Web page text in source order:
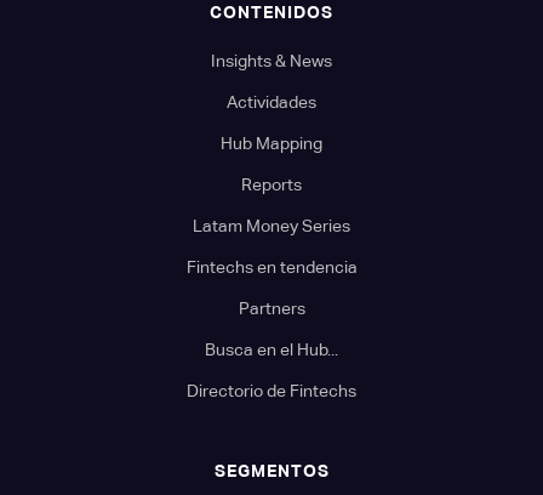
CONTENIDOS
Insights & News
Actividades
Hub Mapping
Reports
Latam Money Series
Fintechs en tendencia
Partners
Busca en el Hub...
Directorio de Fintechs
SEGMENTOS